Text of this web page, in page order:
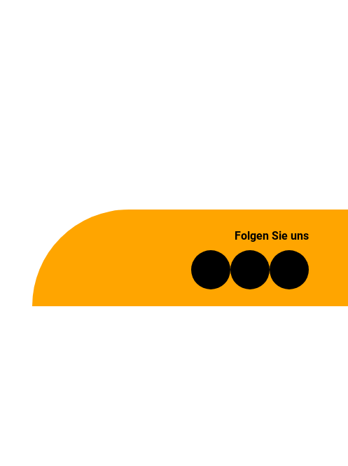
Folgen Sie uns